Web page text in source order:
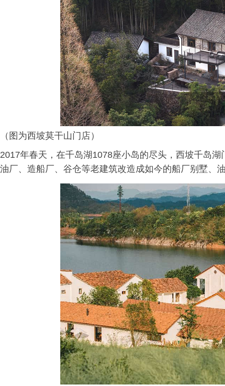
（图为西坡莫干山门店）
2017年春天，在千岛湖1078座小岛的尽头，西坡千岛
油厂、造船厂、谷仓等老建筑改造成如今的船厂别墅